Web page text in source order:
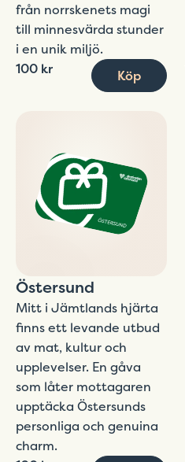
från norrskenets magi
till minnesvärda stunder
i en unik miljö.
100 kr Köp
Östersund
Mitt i Jämtlands hjärta
finns ett levande utbud
av mat, kultur och
upplevelser. En gåva
som låter mottagaren
upptäcka Östersunds
personliga och genuina
charm.